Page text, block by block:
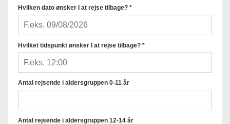
Hvilken dato ønsker I at rejse tilbage? *
Hvilket tidspunkt ønsker I at rejse tilbage? *
Antal rejsende i aldersgruppen 0-11 år
Antal rejsende i aldersgruppen 12-14 år